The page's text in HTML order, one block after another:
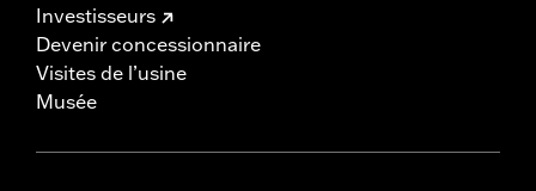
Investisseurs
Devenir concessionnaire
Visites de l’usine
Musée